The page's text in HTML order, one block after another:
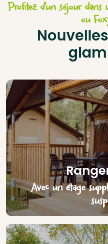
Profitez d’un séjour
ou
Avec un étage